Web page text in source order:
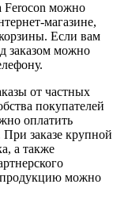
Ferocon можно
магазине,
Если вам
заказом можно
от частных
покупателей
оплатить
заказе крупной
а также
продукцию можно